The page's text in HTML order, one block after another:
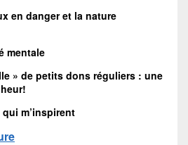
en danger et la nature
» de petits dons réguliers : une
m’inspirent